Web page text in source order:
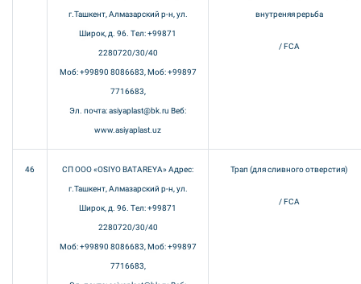
г.Ташкент, Алмазарский р-н, ул.
Широк, д. 96. Тел: +99871
2280720/30/40
Моб: +99890 8086683, Моб: +99897
7716683,
Эл. почта: asiyaplast@bk.ru Веб:
www.asiyaplast.uz
внутреняя рерьба
/ FCA
46 СП ООО «OSIYO BATAREYA» Адрес:
г.Ташкент, Алмазарский р-н, ул.
Широк, д. 96. Тел: +99871
2280720/30/40
Моб: +99890 8086683, Моб: +99897
7716683,
Трап (для сливного отверстия)
/ FCA